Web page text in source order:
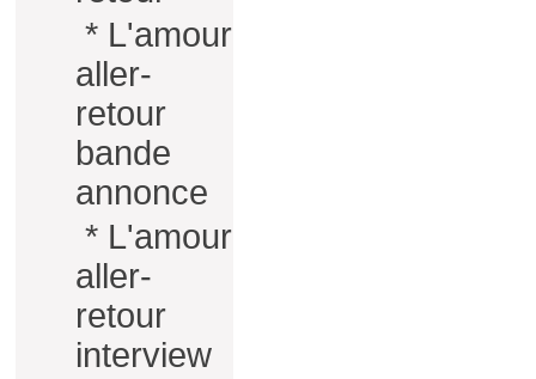
* L'amour
aller-
retour
bande
annonce
* L'amour
aller-
retour
interview